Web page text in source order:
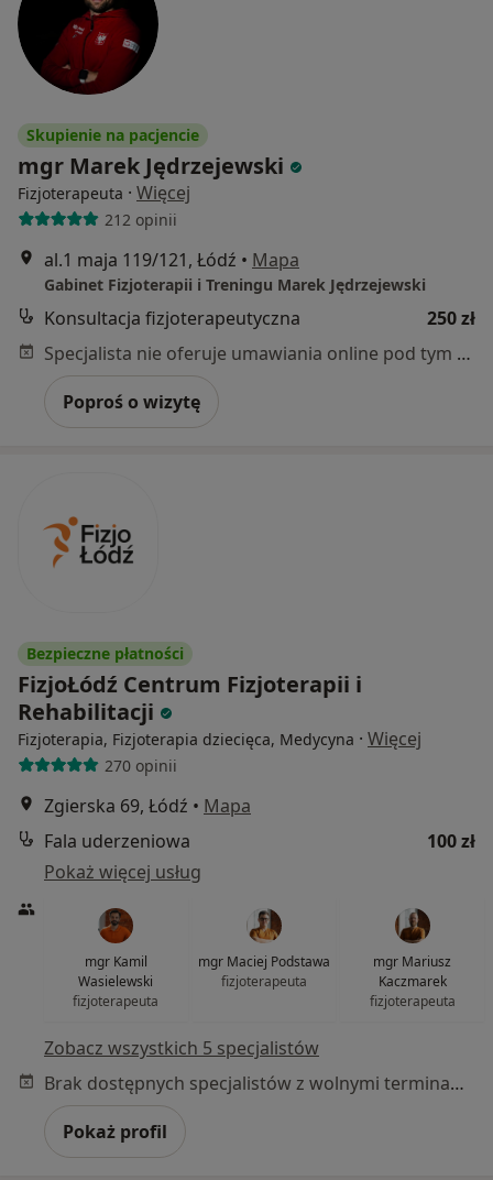
Skupienie na pacjencie
mgr Marek Jędrzejewski
Fizjoterapeuta · Więcej
212 opinii
al.1 maja 119/121, Łódź • Mapa
Gabinet Fizjoterapii i Treningu Marek Jędrzejewski
Konsultacja fizjoterapeutyczna
250 zł
Specjalista nie oferuje umawiania online pod tym adresem.
Poproś o wizytę
Bezpieczne płatności
FizjoŁódź Centrum Fizjoterapii i
Rehabilitacji
Fizjoterapia, Fizjoterapia dziecięca, Medycyna · Więcej
270 opinii
Zgierska 69, Łódź • Mapa
Fala uderzeniowa
100 zł
Pokaż więcej usług
mgr Kamil
Wasielewski
fizjoterapeuta
mgr Maciej Podstawa
fizjoterapeuta
mgr Mariusz
Kaczmarek
fizjoterapeuta
Zobacz wszystkich 5 specjalistów
Brak dostępnych specjalistów z wolnymi terminami w tym centrum medycznym.
Pokaż profil